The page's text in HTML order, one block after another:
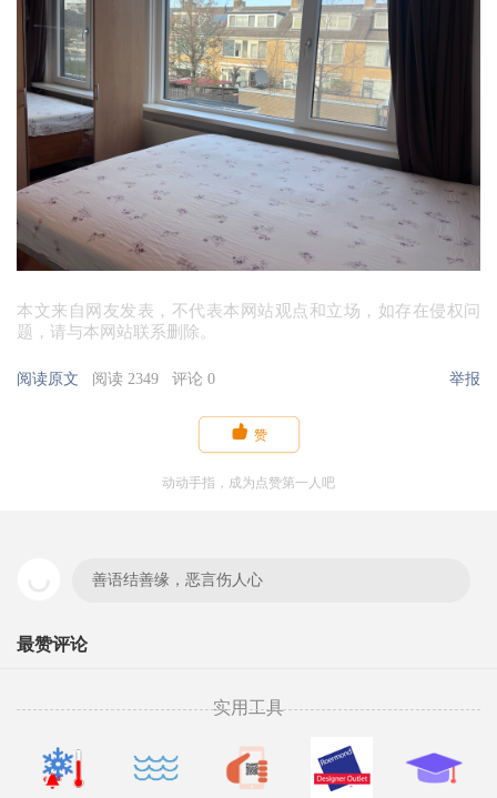
本文来自网友发表，不代表本网站观点和立场，如存在侵权问
题，请与本网站联系删除。
阅读原文 阅读 2349 评论 0 举报
 赞
动动手指，成为点赞第一人吧
善语结善缘，恶言伤人心
最赞评论
实用工具